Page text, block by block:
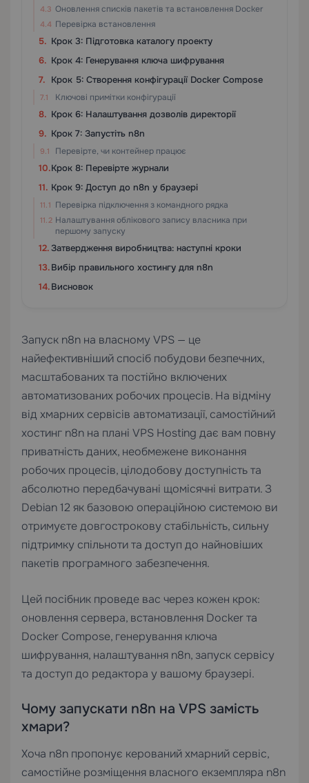
Оновлення списків пакетів та встановлення Docker
Перевірка встановлення
Крок 3: Підготовка каталогу проекту
Крок 4: Генерування ключа шифрування
Крок 5: Створення конфігурації Docker Compose
Ключові примітки конфігурації
Крок 6: Налаштування дозволів директорії
Крок 7: Запустіть n8n
Перевірте, чи контейнер працює
Крок 8: Перевірте журнали
Крок 9: Доступ до n8n у браузері
Перевірка підключення з командного рядка
Налаштування облікового запису власника при
першому запуску
Затвердження виробництва: наступні кроки
Вибір правильного хостингу для n8n
Висновок
Запуск n8n на власному VPS — це
найефективніший спосіб побудови безпечних,
масштабованих та постійно включених
автоматизованих робочих процесів. На відміну
від хмарних сервісів автоматизації, самостійний
хостинг n8n на плані VPS Hosting дає вам повну
приватність даних, необмежене виконання
робочих процесів, цілодобову доступність та
абсолютно передбачувані щомісячні витрати. З
Debian 12 як базовою операційною системою ви
отримуєте довгострокову стабільність, сильну
підтримку спільноти та доступ до найновіших
пакетів програмного забезпечення.
Цей посібник проведе вас через кожен крок:
оновлення сервера, встановлення Docker та
Docker Compose, генерування ключа
шифрування, налаштування n8n, запуск сервісу
та доступ до редактора у вашому браузері.
Чому запускати n8n на VPS замість
хмари?
Хоча n8n пропонує керований хмарний сервіс,
самостійне розміщення власного екземпляра n8n